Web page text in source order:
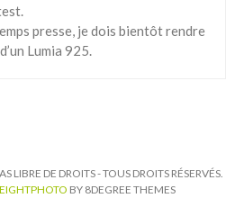
presse, je dois bientôt rendre
Lumia 925.
LIBRE DE DROITS - TOUS DROITS RÉSERVÉS.
EIGHTPHOTO BY 8DEGREE THEMES